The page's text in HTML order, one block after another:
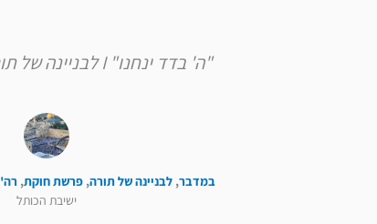
"ה' בדד ינחנו" I לבניינה של תורה – פרשת חוקת
במדבר, לבניינה של תורה, פרשת חוקת,
ישיבת הכותל